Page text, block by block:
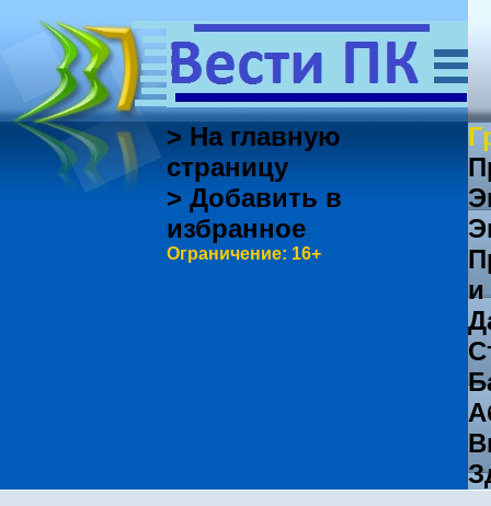
> На главную
страницу
> Добавить в
избранное
Ограничение: 16+